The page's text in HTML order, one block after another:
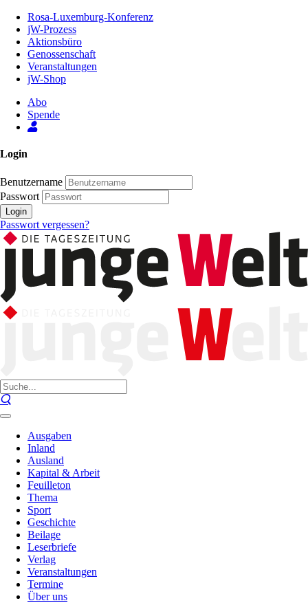
Inhalt
Seite
Rosa-Luxemburg-Konferenz
jW-Prozess
Aktionsbüro
Genossenschaft
Veranstaltungen
jW-Shop
Abo
Spende
Login
Benutzername
Passwort
Login
Passwort vergessen?
Ausgaben
Inland
Ausland
Kapital & Arbeit
Feuilleton
Thema
Sport
Geschichte
Beilage
Leserbriefe
Verlag
Veranstaltungen
Termine
Über uns